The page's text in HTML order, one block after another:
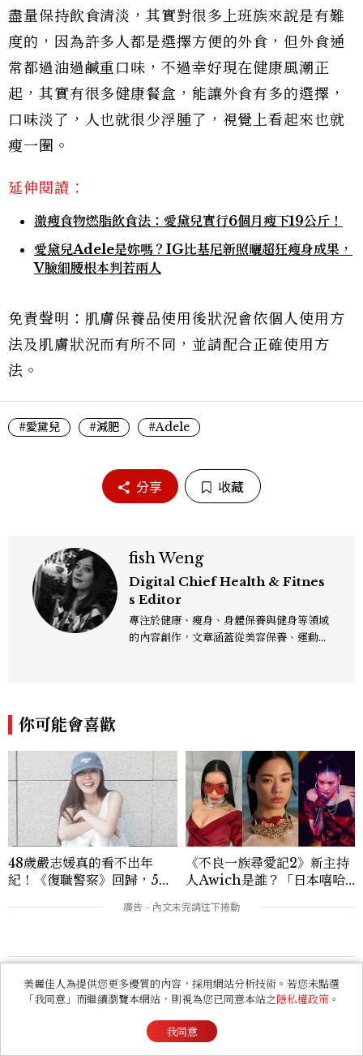
盡量保持飲食清淡，其實對很多上班族來說是有難
度的，因為許多人都是選擇方便的外食，但外食通
常都過油過鹹重口味，不過幸好現在健康風潮正
起，其實有很多健康餐盒，能讓外食有多的選擇，
口味淡了，人也就很少浮腫了，視覺上看起來也就
瘦一圈。
延伸閱讀：
激瘦食物燃脂飲食法：愛黛兒實行6個月瘦下19公斤！
愛黛兒Adele是妳嗎？IG比基尼新照曬超狂瘦身成果，
V臉細腰根本判若兩人
免責聲明：肌膚保養品使用後狀況會依個人使用方
法及肌膚狀況而有所不同，並請配合正確使用方
法。
#愛黛兒 #減肥 #Adele
分享 收藏
fish Weng
Digital Chief Health & Fitnes
s Editor
專注於健康、瘦身、身體保養與健身等領域
的內容創作，文章涵蓋從美容保養、運動健
你可能會喜歡
48歲嚴志媛真的看不出年
紀！《復職警察》回歸，5個
《不良一族尋愛記2》新主持
人Awich是誰？「日本嘻哈
5歲喪夫、家中遭槍擊掃射
美麗佳人為提供您更多優質的內容，採用網站分析技術。若您未點選
「我同意」而繼續瀏覽本網站，則視為您已同意本站之隱私權政策 。
我同意